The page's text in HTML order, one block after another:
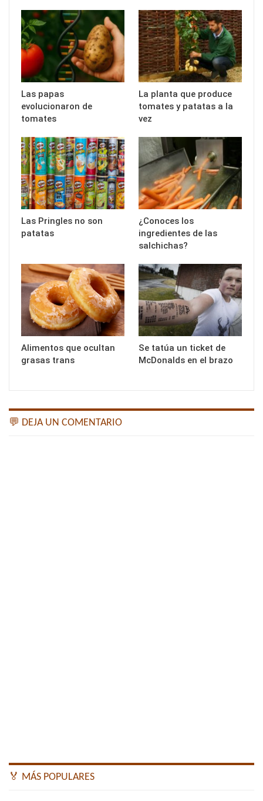
Las papas
evolucionaron de
tomates
La planta que produce
tomates y patatas a la
vez
Las Pringles no son
patatas
¿Conoces los
ingredientes de las
salchichas?
Alimentos que ocultan
grasas trans
Se tatúa un ticket de
McDonalds en el brazo
💬 DEJA UN COMENTARIO
🏅 MÁS POPULARES